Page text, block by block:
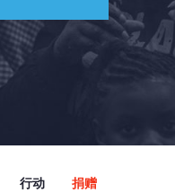
行动
捐赠